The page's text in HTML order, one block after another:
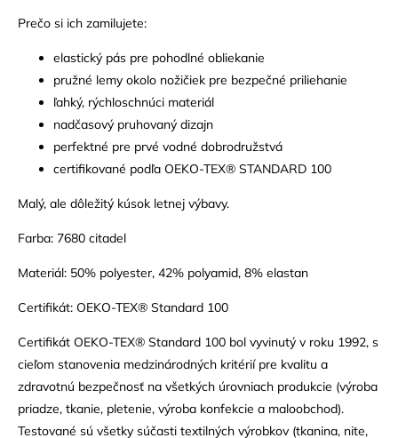
Prečo si ich zamilujete:
elastický pás pre pohodlné obliekanie
pružné lemy okolo nožičiek pre bezpečné priliehanie
ľahký, rýchloschnúci materiál
nadčasový pruhovaný dizajn
perfektné pre prvé vodné dobrodružstvá
certifikované podľa OEKO-TEX® STANDARD 100
Malý, ale dôležitý kúsok letnej výbavy.
Farba: 7680 citadel
Materiál: 50% polyester, 42% polyamid, 8% elastan
Certifikát: OEKO-TEX® Standard 100
Certifikát OEKO-TEX® Standard 100 bol vyvinutý v roku 1992, s
cieľom stanovenia medzinárodných kritérií pre kvalitu a
zdravotnú bezpečnosť na všetkých úrovniach produkcie (výroba
priadze, tkanie, pletenie, výroba konfekcie a maloobchod).
Testované sú všetky súčasti textilných výrobkov (tkanina, nite,